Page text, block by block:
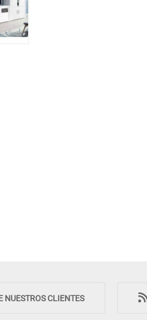
NUESTROS CLIENTES